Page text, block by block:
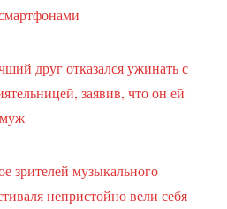
друг отказался ужинать с
заявив, что он ей
зрителей музыкального
непристойно вели себя